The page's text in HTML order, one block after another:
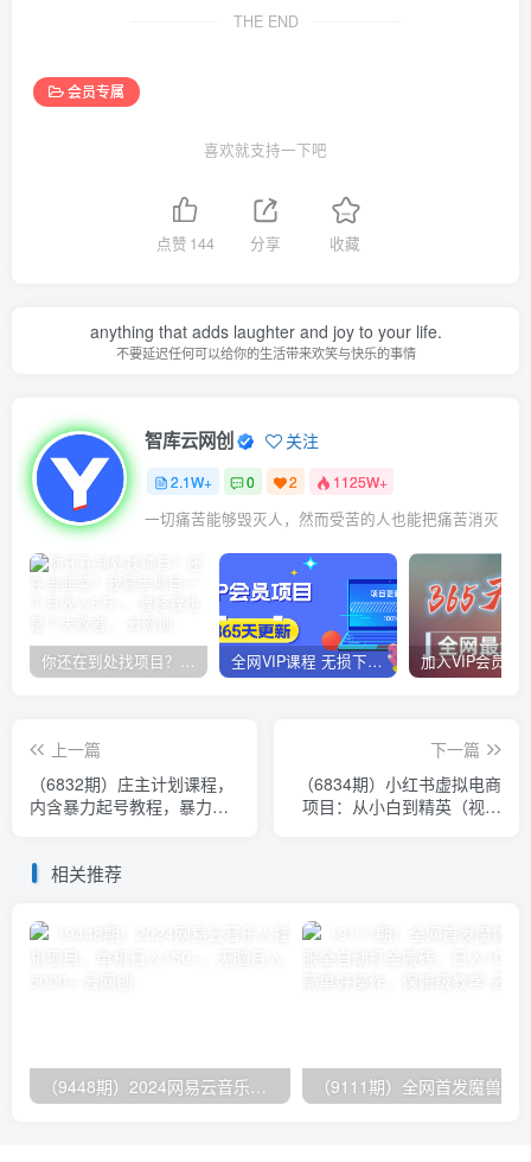
THE END
会员专属
喜欢就支持一下吧
点赞 144 分享 收藏
anything that adds laughter and joy to your life.
不要延迟任何可以给你的生活带来欢笑与快乐的事情
智库云网创 关注
2.1W+ 0 2 1125W+
一切痛苦能够毁灭人，然而受苦的人也能把痛苦消灭
你还在到处找项目？还在当韭菜？我靠卖项目一个月收入5万+，曾经我也是个失败者。 全网VIP课程 无损下载~
上一篇
（6832期）庄主计划课程，
内含暴力起号教程，暴力引
下一篇
（6834期）小红书虚拟电商
项目：从小白到精英（视频
相关推荐